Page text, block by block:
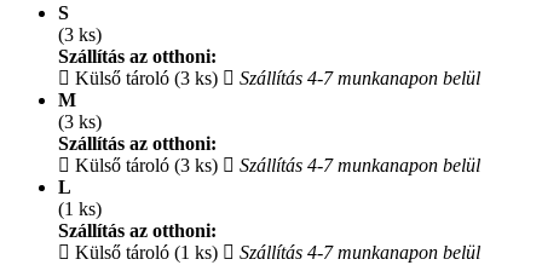
S
(3 ks)
Szállítás az otthoni:
Külső tároló (3 ks)
Szállítás 4-7 munkanapon belül
M
(3 ks)
Szállítás az otthoni:
Külső tároló (3 ks)
Szállítás 4-7 munkanapon belül
L
(1 ks)
Szállítás az otthoni:
Külső tároló (1 ks)
Szállítás 4-7 munkanapon belül